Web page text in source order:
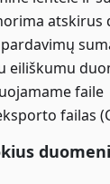
atskirus
eiliškumu
faile
failas